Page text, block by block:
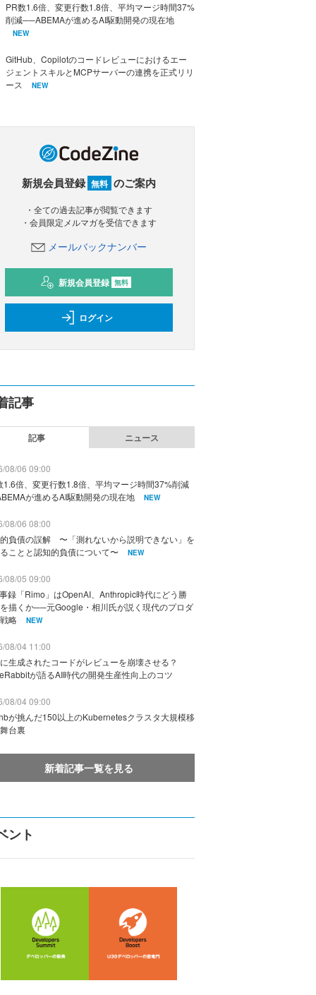
PR数1.6倍、変更行数1.8倍、平均マージ時間37%
削減──ABEMAが進めるAI駆動開発の現在地
NEW
GitHub、Copilotのコードレビューにおけるエー
ジェントスキルとMCPサーバーの連携を正式リリ
ース
NEW
新規会員登録 無料 のご案内
・全ての過去記事が閲覧できます
・会員限定メルマガを受信できます
メールバックナンバー
新規会員登録 無料
ログイン
記事
記事 ニュース
08/06 09:00
1.6倍、変更行数1.8倍、平均マージ時間37%削減
が進めるAI駆動開発の現在地
NEW
08/06 08:00
負債の誤解 〜「測れないから説明できない」を
ことと認知的負債について〜
NEW
08/05 09:00
録「Rimo」はOpenAI、Anthropic時代にどう勝
描くか──元Google・相川氏が説く現代のプロダ
略
NEW
08/04 11:00
生成されたコードがレビューを崩壊させる？
が語るAI時代の開発生産性向上のコツ
08/04 09:00
が挑んだ150以上のKubernetesクラスタ大規模移
台裏
新着記事一覧を見る
ント